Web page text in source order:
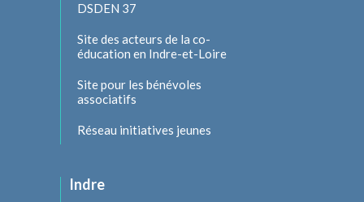
DSDEN 37
Site des acteurs de la co-
éducation en Indre-et-Loire
Site pour les bénévoles
associatifs
Réseau initiatives jeunes
Indre